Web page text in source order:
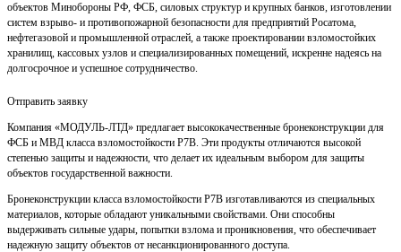
объектов Минобороны РФ, ФСБ, силовых структур и крупных банков, изготовлении
систем взрыво- и противопожарной безопасности для предприятий Росатома,
нефтегазовой и промышленной отраслей, а также проектировании взломостойких
хранилищ, кассовых узлов и специализированных помещений, искренне надеясь на
долгосрочное и успешное сотрудничество.
Отправить заявку
Компания «МОДУЛЬ-ЛТД» предлагает высококачественные бронеконструкции для
ФСБ и МВД класса взломостойкости Р7В. Эти продукты отличаются высокой
степенью защиты и надежности, что делает их идеальным выбором для защиты
объектов государственной важности.
Бронеконструкции класса взломостойкости Р7В изготавливаются из специальных
материалов, которые обладают уникальными свойствами. Они способны
выдерживать сильные удары, попытки взлома и проникновения, что обеспечивает
надежную защиту объектов от несанкционированного доступа.